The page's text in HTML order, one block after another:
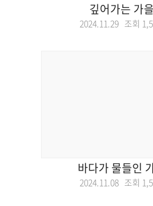
깊어가는 가
2024.11.29 조회
바다가 물들인
2024.11.08 조회